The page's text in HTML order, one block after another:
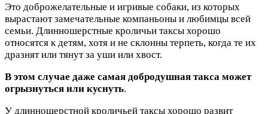
Это доброжелательные и игривые собаки, из которых
вырастают замечательные компаньоны и любимцы всей
семьи. Длинношерстные кроличьи таксы хорошо
относятся к детям, хотя и не склонны терпеть, когда те их
дразнят или тянут за уши или хвост.
В этом случае даже самая добродушная такса может
огрызнуться или куснуть.
У длинношерстной кроличьей таксы хорошо развит